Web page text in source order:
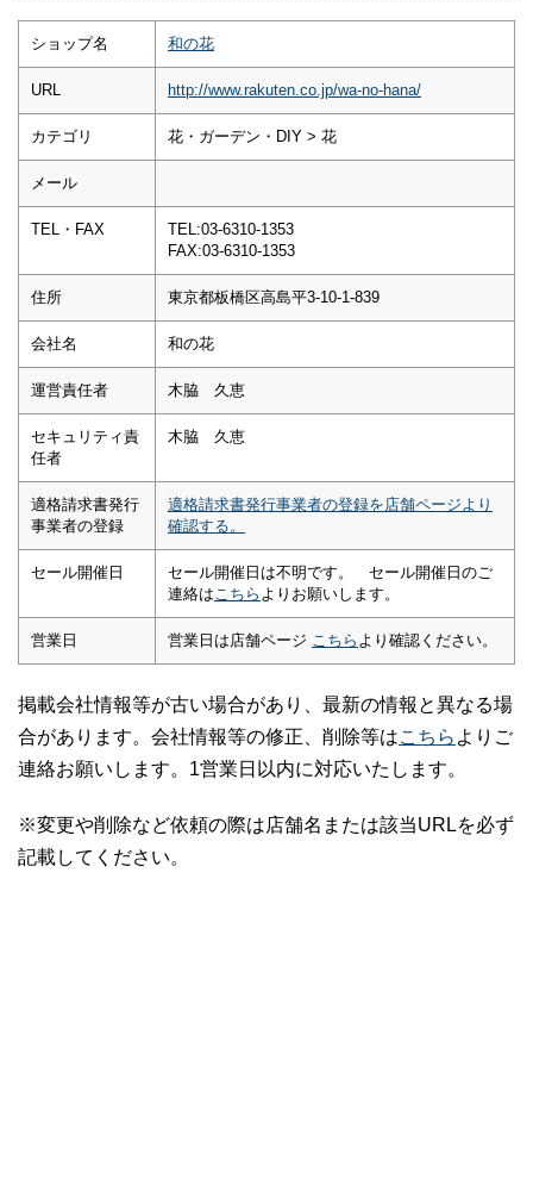
ショップ名 和の花
URL http://www.rakuten.co.jp/wa-no-hana/
カテゴリ 花・ガーデン・DIY > 花
メール
TEL・FAX
TEL:03-6310-1353
FAX:03-6310-1353
住所 東京都板橋区高島平3-10-1-839
会社名 和の花
運営責任者 木脇 久恵
セキュリティ責
任者
木脇 久恵
適格請求書発行
事業者の登録
適格請求書発行事業者の登録を店舗ページより
確認する。
セール開催日
セール開催日は不明です。 セール開催日のご
連絡は こちら よりお願いします。
営業日 営業日は店舗ページ こちら より確認ください。
掲載会社情報等が古い場合があり、最新の情報と異なる場
合があります。会社情報等の修正、削除等はこちら よりご
連絡お願いします。1営業日以内に対応いたします。
※変更や削除など依頼の際は店舗名または該当URLを必ず
記載してください。